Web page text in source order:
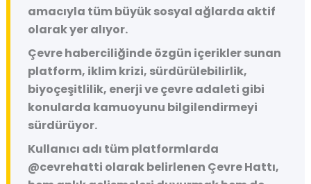
amacıyla tüm büyük sosyal ağlarda aktif
olarak yer alıyor.
Çevre haberciliğinde özgün içerikler sunan
platform, iklim krizi, sürdürülebilirlik,
biyoçeşitlilik, enerji ve çevre adaleti gibi
konularda kamuoyunu bilgilendirmeyi
sürdürüyor.
Kullanıcı adı tüm platformlarda
@cevrehatti olarak belirlenen Çevre Hattı,